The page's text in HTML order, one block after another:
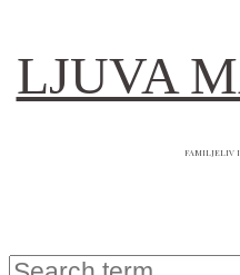
LJUVA
FAMILJELIV